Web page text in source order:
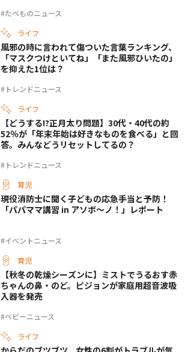
#たべものニュース
ライフ
#トレンドニュース
風邪の時に言われて傷ついた言葉ランキング、
「マスクつけといてね」「また風邪ひいたの」
を抑えた1位は？
ライフ
#トレンドニュース
【どうする!?正月太り問題】30代・40代の約
52％が「年末年始は好きなものを食べる」と回
答。みんなどうリセットしてるの？
育児
#イベントニュース
現役消防士に聞く子どもの応急手当と予防！
「パパママ講習 in アソボ～ノ！」レポート
育児
#ベビーニュース
【秋冬の乾燥シーズンに】ミストでうるおす赤
ちゃんの鼻・のど。ピジョンが家庭用超音波吸
入器を発売
ライフ